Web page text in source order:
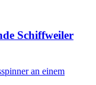
Schiffweiler